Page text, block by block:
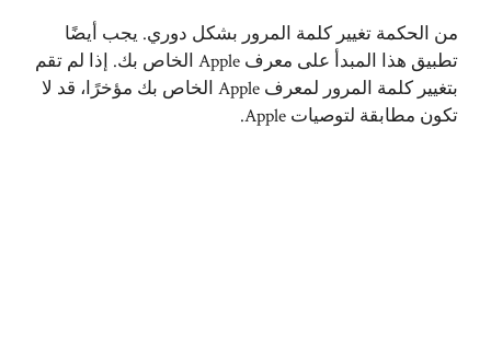
من الحكمة تغيير كلمة المرور بشكل دوري. يجب أيضًا
تطبيق هذا المبدأ على معرف Apple الخاص بك. إذا لم تقم
بتغيير كلمة المرور لمعرف Apple الخاص بك مؤخرًا، قد لا
تكون مطابقة لتوصيات Apple.